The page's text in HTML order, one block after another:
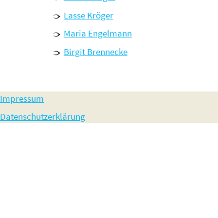
Lasse Kröger
Maria Engelmann
Birgit Brennecke
Impressum
Datenschutzerklärung